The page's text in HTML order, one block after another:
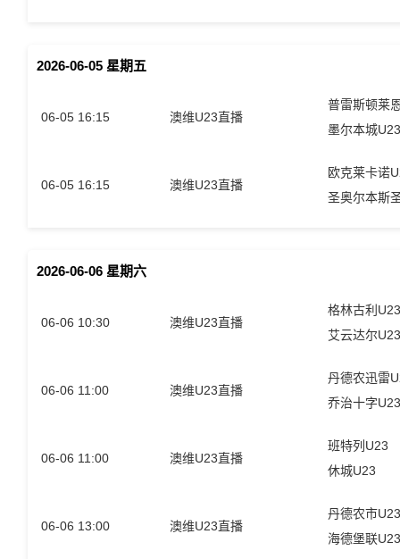
2026-06-05 星期五
06-05 16:15 澳维U23直播
普雷斯顿莱
墨尔本城
06-05 16:15 澳维U23直播
欧克莱卡诺
2026-06-06 星期六
06-06 10:30 澳维U23直播
格林古利
艾云达尔
06-06 11:00 澳维U23直播
丹德农迅雷
乔治十字
06-06 11:00 澳维U23直播
班特列U23
休城U23
06-06 13:00 澳维U23直播
丹德农市
海德堡联